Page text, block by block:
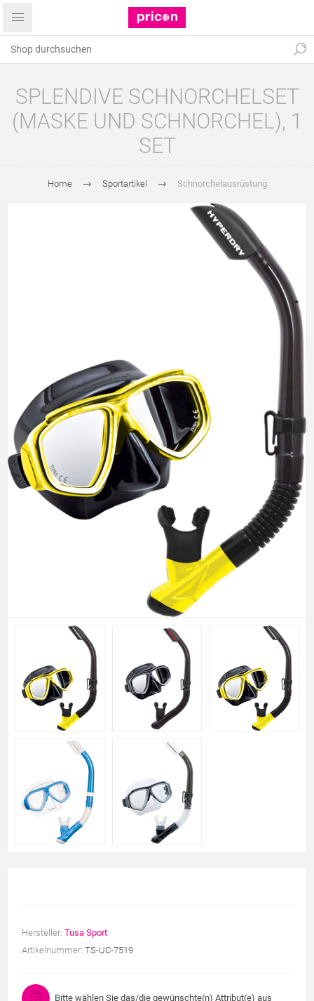
SPLENDIVE SCHNORCHELSET
(MASKE UND SCHNORCHEL), 1
SET
Home Sportartikel Schnorchelausrüstung
Hersteller: Tusa Sport
Artikelnummer: TS-UC-7519
Bitte wählen Sie das/die gewünschte(n) Attribut(e) aus